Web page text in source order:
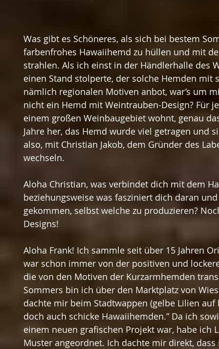
Was gibt es Schöneres, als sich bei bestem
farbenfrohes Hawaiihemd zu hüllen und mit
strahlen. Als ich einst in der Händlerhalle des
einen Stand stolperte, der solche Hemden mit
nämlich regionalen Motiven anbot, war’s um
nicht ein Hemd mit Weintrauben-Design? Für
einem großen Weinbaugebiet wohnt, genau
Jahre her, das Hemd wurde viel getragen und
also, mit Christian Jakob, dem Gründer des
wechseln.
Aloha Christian, was verbindet dich mit dem
beziehungsweise was fasziniert dich daran
gekommen, selbst welche zu produzieren?
Designs!
Aloha Frank! Ich sammle seit über 15 Jahren
war schon immer von der positiven und
die von den Motiven der Kurzarmhemden
Sommers bin ich über den Marktplatz von
dachte mir beim Stadtwappen (gelbe Lilien
doch auch schicke Hawaiihemden.” Da ich
einem neuen grafischen Projekt war, habe
Muster angeordnet. Ich dachte mir direkt,